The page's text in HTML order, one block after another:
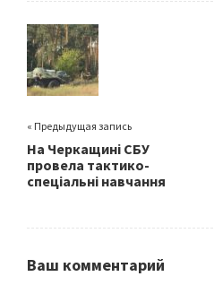
o
o
k
er
« Предыдущая запись
На Черкащині СБУ
провела тактико-
спеціальні навчання
Ваш комментарий